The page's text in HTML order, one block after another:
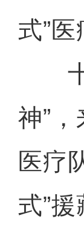
式”医
十
神”
医疗
式”